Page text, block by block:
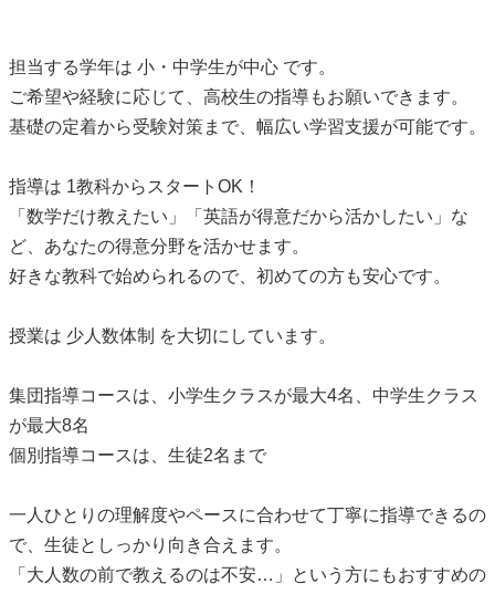
担当する学年は 小・中学生が中心 です。
ご希望や経験に応じて、高校生の指導もお願いできます。
基礎の定着から受験対策まで、幅広い学習支援が可能です。
指導は 1教科からスタートOK！
「数学だけ教えたい」「英語が得意だから活かしたい」な
ど、あなたの得意分野を活かせます。
好きな教科で始められるので、初めての方も安心です。
授業は 少人数体制 を大切にしています。
集団指導コースは、小学生クラスが最大4名、中学生クラス
が最大8名
個別指導コースは、生徒2名まで
一人ひとりの理解度やペースに合わせて丁寧に指導できるの
で、生徒としっかり向き合えます。
「大人数の前で教えるのは不安…」という方にもおすすめの